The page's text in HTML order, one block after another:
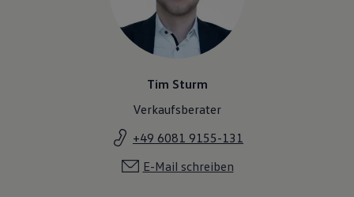
Tim Sturm
Verkaufsberater
+49 6081 9155-131
E-Mail schreiben